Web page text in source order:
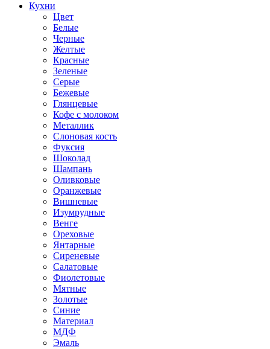
Кухни
Цвет
Белые
Черные
Желтые
Красные
Зеленые
Серые
Бежевые
Глянцевые
Кофе с молоком
Металлик
Слоновая кость
Фуксия
Шоколад
Шампань
Оливковые
Оранжевые
Вишневые
Изумрудные
Венге
Ореховые
Янтарные
Сиреневые
Салатовые
Фиолетовые
Мятные
Золотые
Синие
Материал
МДФ
Эмаль